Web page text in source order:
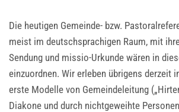
Die heutigen Gemeinde- bzw.
meist im deutschsprachigen Raum, mit
Sendung und missio-Urkunde wären in
einzuordnen. Wir erleben übrigens derzeit
erste Modelle von Gemeindeleitung
Diakone und durch nichtgeweihte